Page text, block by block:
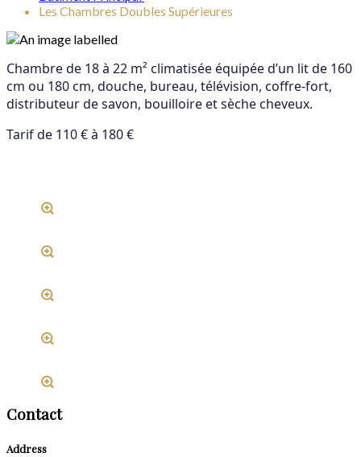
Les Chambres Doubles Supérieures
Chambre de 18 à 22 m² climatisée équipée d’un lit de 160
cm ou 180 cm, douche, bureau, télévision, coffre-fort,
distributeur de savon, bouilloire et sèche cheveux.
Tarif de 110 € à 180 €
Contact
Address